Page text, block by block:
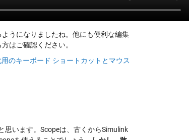
うになりましたね。他にも便利な編集
はご確認ください。
のキーボード ショートカットとマウス
思います。Scopeは、古くからSimulink